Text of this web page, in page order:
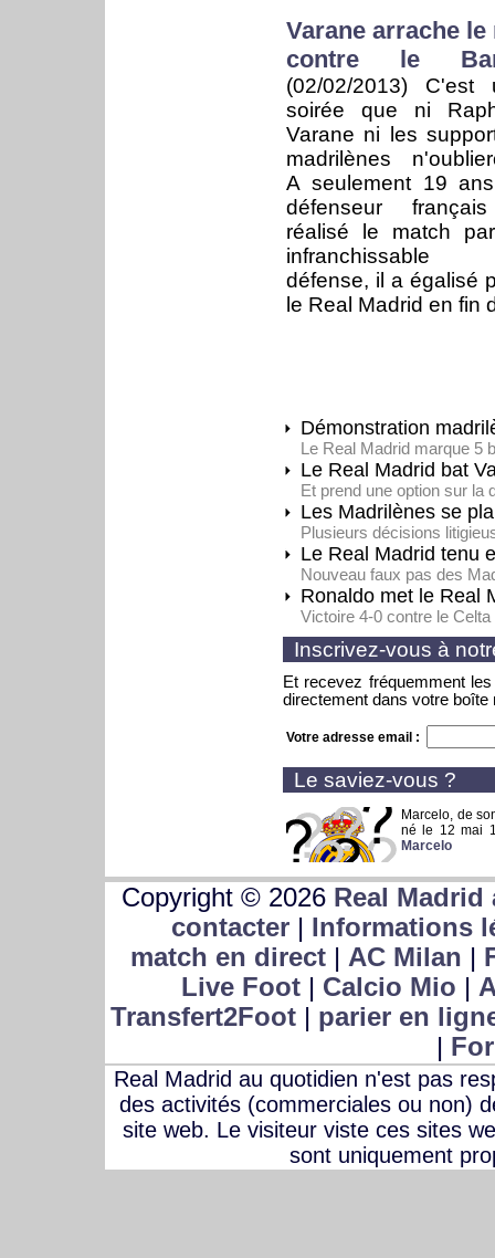
Varane arrache le
contre le
(02/02/2013) C'est
soirée que ni
Varane ni les
madrilènes
A seulement 19
défenseur
réalisé le match
infranchissable
défense, il a égalisé
le Real Madrid en fin
Démonstration
Le Real Madrid marque 5
Le Real Madrid bat
Et prend une option sur la
Les Madrilènes se
Plusieurs décisions
Le Real Madrid tenu
Nouveau faux pas des
Ronaldo met le Real
Victoire 4-0 contre le
Inscrivez-vous à
Et recevez fréquemment
directement dans votre boîte
Votre adresse email :
Le saviez-vous ?
Marcelo, de
né le 12 mai
Marcelo
Copyright © 2026 Real
contacter| Informations
match en direct| AC Milan |
Live Foot| Calcio Mio |
Transfert2Foot | parier en
|
Real Madrid au quotidien n'est pas
des activités (commerciales ou non)
site web. Le visiteur viste ces sites
sont uniquement